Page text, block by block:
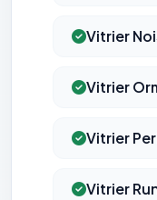
Vitrier
Vitrier
Vitrier
Vitrier